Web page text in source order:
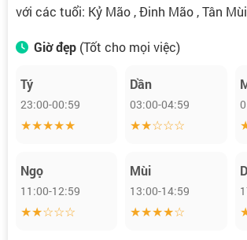
với các tuổi: Kỷ Mão , Đinh Mão , Tân
Giờ đẹp (Tốt cho mọi việc)
Tý
23:00-00:59
★★★★★
Dần
03:00-04:59
★★☆☆☆
Ngọ
11:00-12:59
★★☆☆☆
Mùi
13:00-14:59
★★★★☆